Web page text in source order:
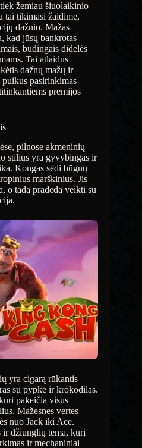
žemiau šiuolaikinio
tai tikimasi žaidime,
dažnio. Mažas
kad jūsų bankrotas
būdingais didelės
Tai atlaidus
dažnų mažų ir
pasirinkimas
premijos
pilnose akmeninių
stilius yra gyvybingas ir
Kongas sėdi būgnų
marškinius. Jis
o tada pradeda veikti su
yra cigarą rūkantis
su pypke ir krokodilas.
pakeičia visus
Mažesnes vertes
nuo Jack iki Ace.
ir džiunglių tema, kurį
ir mechaniniai